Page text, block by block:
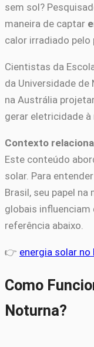
sem sol?
maneira de captar
calor irradiado pelo
Cientistas da
da Universidade de
na Austrália
gerar eletricidade à
Contexto
Este conteúdo
solar. Para
Brasil, seu papel
globais influenciam
referência abaixo.
👉 energia solar no
Como
Noturna?